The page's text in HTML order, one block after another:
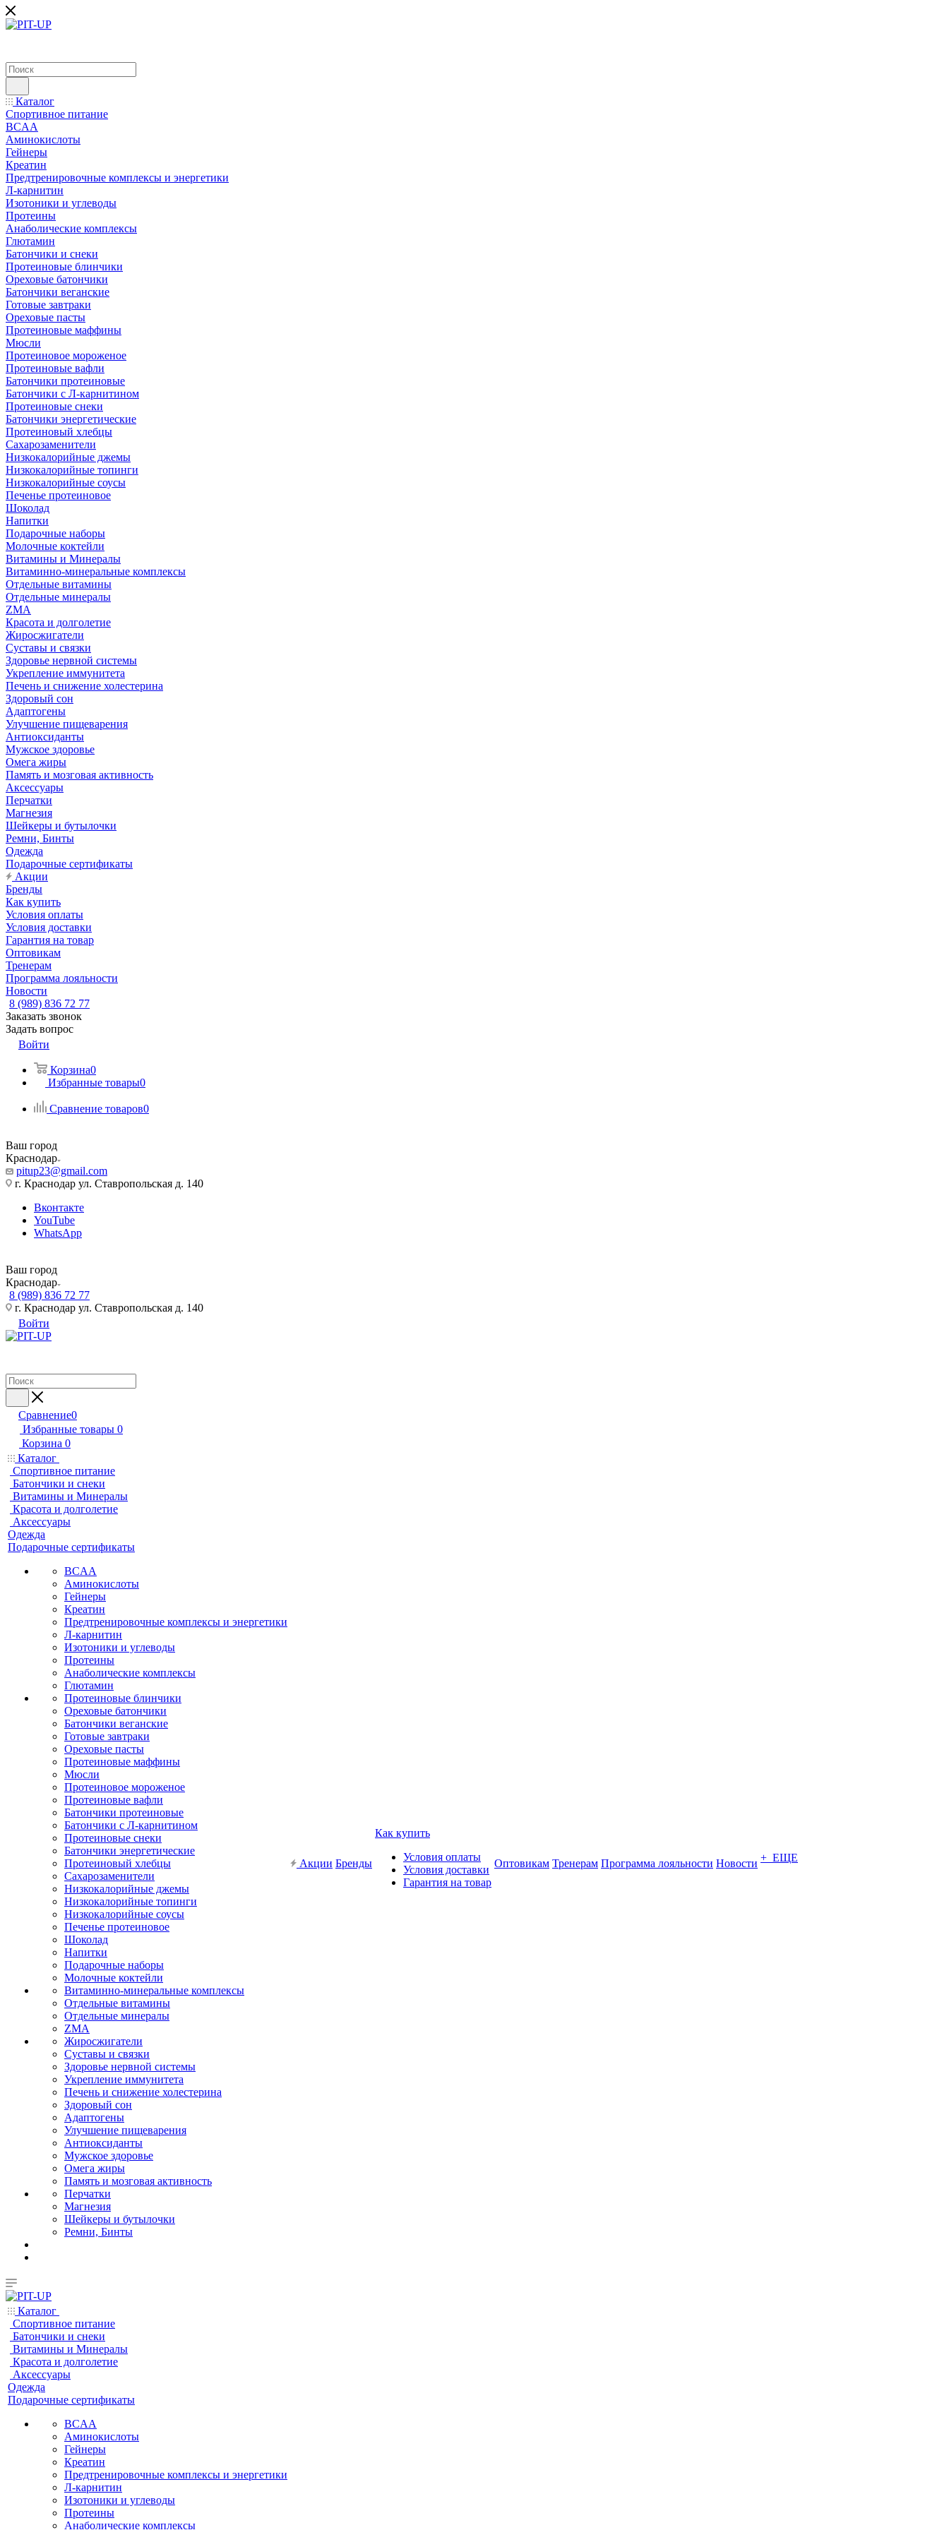
Каталог
Спортивное питание
BCAA
Аминокислоты
Гейнеры
Креатин
Предтренировочные комплексы и энергетики
Л-карнитин
Изотоники и углеводы
Протеины
Анаболические комплексы
Глютамин
Батончики и снеки
Протеиновые блинчики
Ореховые батончики
Батончики веганские
Готовые завтраки
Ореховые пасты
Протеиновые маффины
Мюсли
Протеиновое мороженое
Протеиновые вафли
Батончики протеиновые
Батончики с Л-карнитином
Протеиновые снеки
Батончики энергетические
Протеиновый хлебцы
Сахарозаменители
Низкокалорийные джемы
Низкокалорийные топинги
Низкокалорийные соусы
Печенье протеиновое
Шоколад
Напитки
Подарочные наборы
Молочные коктейли
Витамины и Минералы
Витаминно-минеральные комплексы
Отдельные витамины
Отдельные минералы
ZMA
Красота и долголетие
Жиросжигатели
Суставы и связки
Здоровье нервной системы
Укрепление иммунитета
Печень и снижение холестерина
Здоровый сон
Адаптогены
Улучшение пищеварения
Антиоксиданты
Мужское здоровье
Омега жиры
Память и мозговая активность
Аксессуары
Перчатки
Магнезия
Шейкеры и бутылочки
Ремни, Бинты
Одежда
Подарочные сертификаты
Акции
Бренды
Как купить
Условия оплаты
Условия доставки
Гарантия на товар
Оптовикам
Тренерам
Программа лояльности
Новости
8 (989) 836 72 77
Заказать звонок
Задать вопрос
Войти
Корзина0
Избранные товары0
Сравнение товаров0
Ваш город
Краснодар
pitup23@gmail.com
г. Краснодар ул. Ставропольская д. 140
Вконтакте
YouTube
WhatsApp
Ваш город
Краснодар
8 (989) 836 72 77
г. Краснодар ул. Ставропольская д. 140
Войти
Сравнение0
Избранные товары 0
Корзина 0
Каталог
Спортивное питание
Батончики и снеки
Витамины и Минералы
Красота и долголетие
Аксессуары
Одежда
Подарочные сертификаты
BCAA
Аминокислоты
Гейнеры
Креатин
Предтренировочные комплексы и энергетики
Л-карнитин
Изотоники и углеводы
Протеины
Анаболические комплексы
Глютамин
Протеиновые блинчики
Ореховые батончики
Батончики веганские
Готовые завтраки
Ореховые пасты
Протеиновые маффины
Мюсли
Протеиновое мороженое
Протеиновые вафли
Батончики протеиновые
Батончики с Л-карнитином
Протеиновые снеки
Батончики энергетические
Протеиновый хлебцы
Сахарозаменители
Низкокалорийные джемы
Низкокалорийные топинги
Низкокалорийные соусы
Печенье протеиновое
Шоколад
Напитки
Подарочные наборы
Молочные коктейли
Витаминно-минеральные комплексы
Отдельные витамины
Отдельные минералы
ZMA
Жиросжигатели
Суставы и связки
Здоровье нервной системы
Укрепление иммунитета
Печень и снижение холестерина
Здоровый сон
Адаптогены
Улучшение пищеварения
Антиоксиданты
Мужское здоровье
Омега жиры
Память и мозговая активность
Перчатки
Магнезия
Шейкеры и бутылочки
Ремни, Бинты
Акции Бренды
Как купить
Условия оплаты
Условия доставки
Гарантия на товар
Оптовикам Тренерам Программа лояльности Новости + ЕЩЕ
Каталог
Спортивное питание
Батончики и снеки
Витамины и Минералы
Красота и долголетие
Аксессуары
Одежда
Подарочные сертификаты
BCAA
Аминокислоты
Гейнеры
Креатин
Предтренировочные комплексы и энергетики
Л-карнитин
Изотоники и углеводы
Протеины
Анаболические комплексы